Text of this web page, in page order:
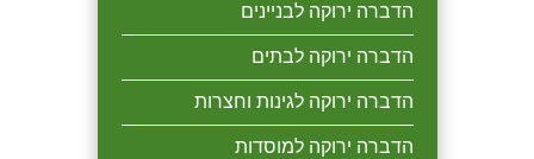
הדברה ירוקה לבניינים
הדברה ירוקה לבתים
הדברה ירוקה לגינות וחצרות
הדברה ירוקה למוסדות